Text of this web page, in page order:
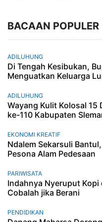
BACAAN POPULER
ADILUHUNG
Di Tengah Kesibukan,
Menguatkan Keluarga
ADILUHUNG
Wayang Kulit Kolosal 15
ke-110 Kabupaten
EKONOMI KREATIF
Ndalem Sekarsuli
Pesona Alam Pedesaan
PARIWISATA
Indahnya Nyeruput Kopi
Cobalah jika Berani
PENDIDIKAN